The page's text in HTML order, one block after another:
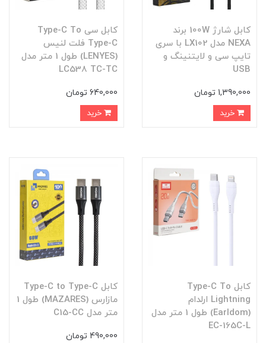
کابل شارژ 100W برند
NEXA مدل LX102 با سری
تایپ سی و لایتنینگ و
USB
1,390,000 تومان
کابل سی Type-C To
Type-C فلت لنیس
(LENYES) طول 1 متر مدل
LC538 TC-TC
640,000 تومان
کابل Type-C To
Lightning ارلدام
(Earldom) طول 1 متر مدل
EC-165C-L
کابل Type-C to Type-C
مازارس (MAZARES) طول 1
متر مدل C15-CC
490,000 تومان